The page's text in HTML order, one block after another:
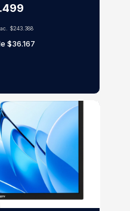
$243.388
$36.167